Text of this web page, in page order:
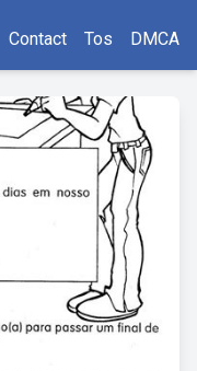
Contact Tos DMCA